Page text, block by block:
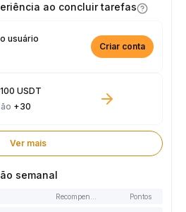
ao concluir tarefas
usuário
Criar conta
USDT
+30
Ver mais
semanal
Pontos